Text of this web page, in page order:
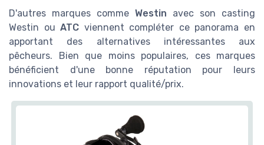
D'autres marques comme Westin avec son casting
Westin ouATC viennent compléter ce panorama en
apportant des alternatives intéressantes aux
pêcheurs. Bien que moins populaires, ces marques
bénéficient d'une bonne réputation pour leurs
innovations et leur rapport qualité/prix.